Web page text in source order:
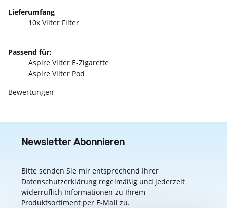
Lieferumfang
10x Vilter Filter
Passend für:
Aspire Vilter E-Zigarette
Aspire Vilter Pod
Bewertungen
Newsletter Abonnieren
Bitte senden Sie mir entsprechend Ihrer
Datenschutzerklärung regelmäßig und jederzeit
widerruflich Informationen zu Ihrem
Produktsortiment per E-Mail zu.